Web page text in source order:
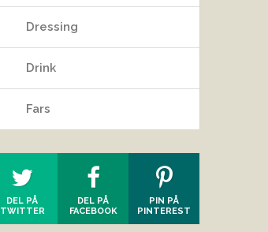
Dressing
Drink
Fars
DEL PÅ
TWITTER
DEL PÅ
FACEBOOK
PIN PÅ
PINTEREST